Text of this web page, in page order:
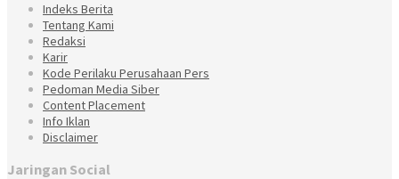
Indeks Berita
Tentang Kami
Redaksi
Karir
Kode Perilaku Perusahaan Pers
Pedoman Media Siber
Content Placement
Info Iklan
Disclaimer
Jaringan Social